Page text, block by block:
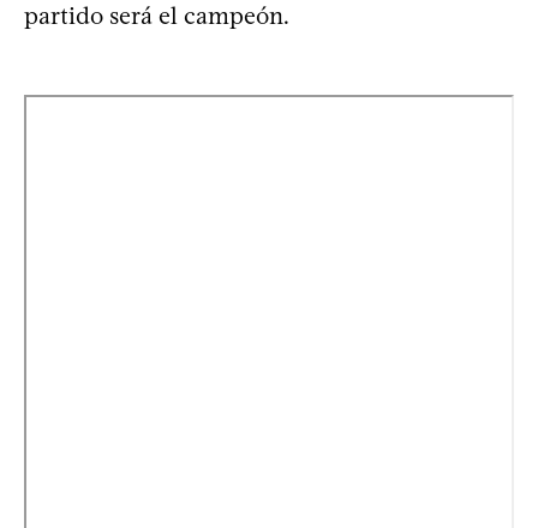
partido será el campeón.